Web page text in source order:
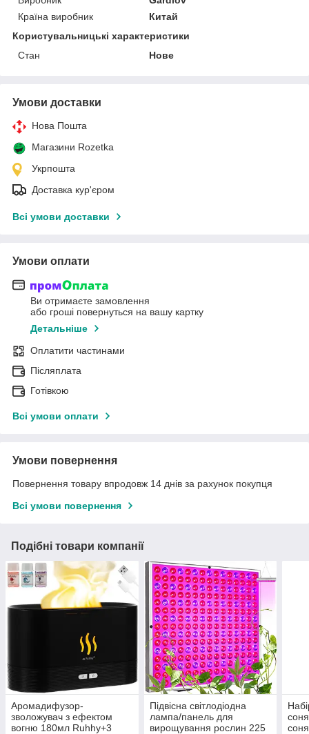
Країна виробник
Китай
Користувальницькі характеристики
Стан
Нове
Умови доставки
Нова Пошта
Магазини Rozetka
Укрпошта
Доставка кур'єром
Всі умови доставки
Умови оплати
Ви отримаєте замовлення
або гроші повернуться на вашу картку
Детальніше
Оплатити частинами
Післяплата
Готівкою
Всі умови оплати
Умови повернення
Повернення товару впродовж 14 днів за рахунок покупця
Всі умови повернення
Подібні товари компанії
Аромадифузор-
зволожувач з ефектом
вогню 180мл Ruhhy+3
Підвісна світлодіодна
лампа/панель для
вирощування рослин 225